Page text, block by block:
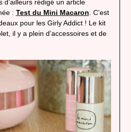
d’ailleurs rédigé un article
: Test du Mini Macaron . C’est
pour les Girly Addict ! Le kit
il y a plein d’accessoires et de